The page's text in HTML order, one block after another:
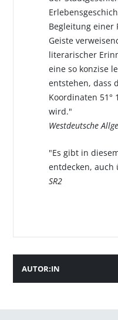
Begleitung einer
Geiste
literarischer
eine so konzise
entstehen, dass
Koordinaten 51°
wird."
Westdeutsche
"Es gibt in
entdecken, auch
SR2
AUTOR:IN